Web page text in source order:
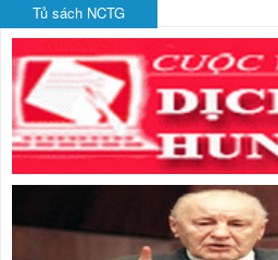
Tủ sách NCTG